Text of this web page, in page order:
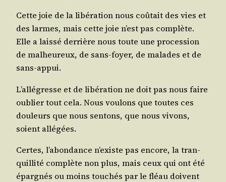
Cette joie de la libé­ra­tion nous coû­tait des vies et
des larmes, mais cette joie n’est pas com­plète.
Elle a lais­sé der­rière nous toute une pro­ces­sion
de mal­heu­reux, de sans-foyer, de malades et de
sans-appui.
L’al­lé­gresse et de libé­ra­tion ne doit pas nous faire
oublier tout cela. Nous vou­lons que toutes ces
dou­leurs que nous sen­tons, que nous vivons,
soient allégées.
Certes, l’a­bon­dance n’existe pas encore, la tran­
quilli­té com­plète non plus, mais ceux qui ont été
épar­gnés ou moins tou­chés par le fléau doivent